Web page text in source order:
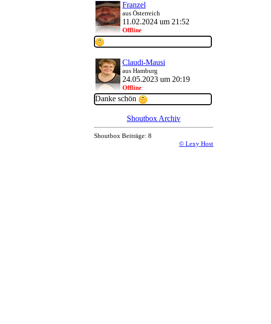
Franzel
aus Österreich
11.02.2024 um 21:52
Offline
Claudi-Mausi
aus Hamburg
24.05.2023 um 20:19
Offline
Danke schön
Shoutbox Archiv
Shoutbox Beiträge: 8
© Lexy Host